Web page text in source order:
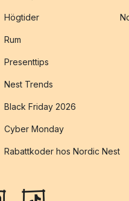
Högtider
Rum
Presenttips
Nest Trends
Black Friday 2026
Cyber Monday
Rabattkoder hos Nordic Nest